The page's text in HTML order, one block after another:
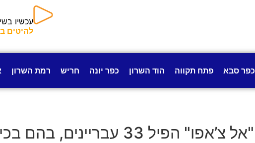
עכשיו
להיטים
כפר סבא פתח תקווה הוד השרון כפר יונה חריש רמת השרון
רעידת אדמה בעולם הפשע: הסוכן "אל צ’אפו" הפיל